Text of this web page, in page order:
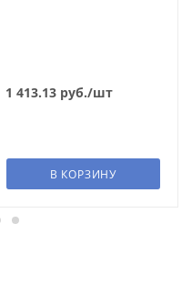
1 413.13 руб./шт
В КОРЗИНУ